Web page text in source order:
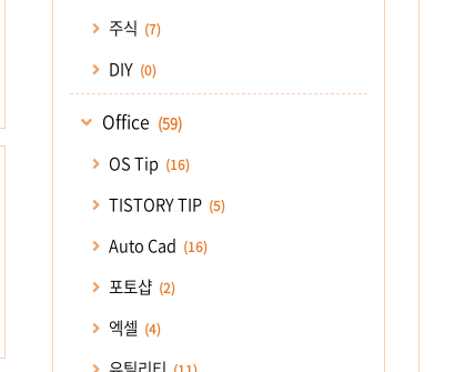
주식 (7)
DIY (0)
Office (59)
OS Tip (16)
TISTORY TIP (5)
Auto Cad (16)
포토샵 (2)
엑셀 (4)